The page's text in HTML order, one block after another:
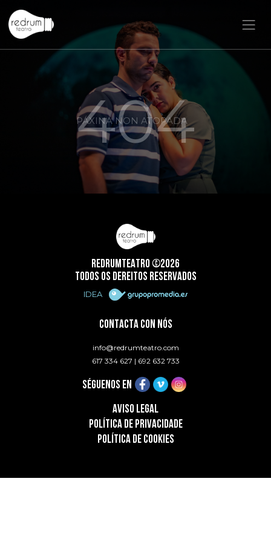
PÁXINA NON ATOPADA
404
REDRUMTEATRO ©2026
TODOS OS DEREITOS RESERVADOS
IDEA
CONTACTA CON NÓS
info@redrumteatro.com
617 334 627 | 692 632 733
SÉGUENOS EN
AVISO LEGAL
POLÍTICA DE PRIVACIDADE
POLÍTICA DE COOKIES